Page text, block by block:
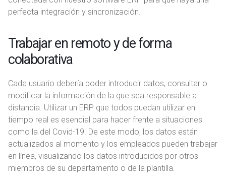
perfecta integración y sincronización.
Trabajar en remoto y de forma
colaborativa
Cada usuario debería poder introducir datos, consultar o
modificar la información de la que sea responsable a
distancia. Utilizar un ERP que todos puedan utilizar en
tiempo real es esencial para hacer frente a situaciones
como la del Covid-19. De este modo, los datos están
actualizados al momento y los empleados pueden trabajar
en línea, visualizando los datos introducidos por otros
miembros de su departamento o de la plantilla.